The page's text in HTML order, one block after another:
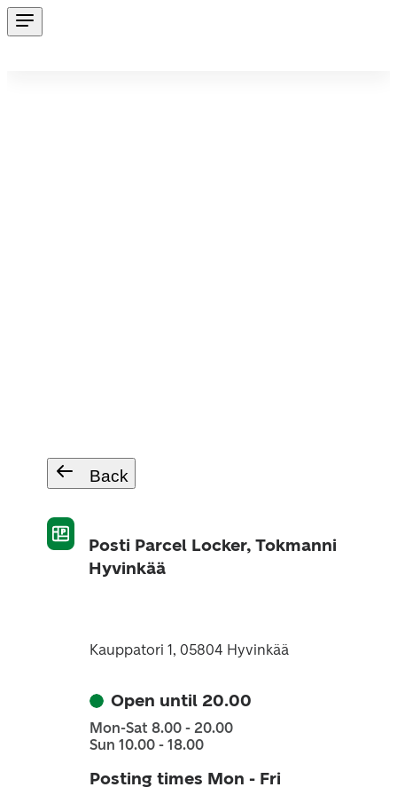
Back
Posti Parcel Locker, Tokmanni
Hyvinkää
Kauppatori 1, 05804 Hyvinkää
Open until 20.00
Mon-Sat 8.00 - 20.00
Sun 10.00 - 18.00
Posting times Mon - Fri